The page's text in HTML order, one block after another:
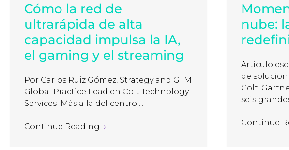
Cómo la red de
ultrarápida de alta
capacidad impulsa la IA,
el gaming y el streaming
Por Carlos Ruiz Gómez, Strategy and GTM
Global Practice Lead en Colt Technology
Services Más allá del centro ...
Continue Reading →
nube:
Artículo
de
Colt.
seis
Continue